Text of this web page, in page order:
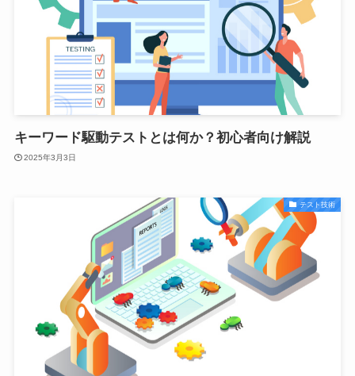
キーワード駆動テストとは何か？初心者向け解説
2025年3月3日
テスト技術